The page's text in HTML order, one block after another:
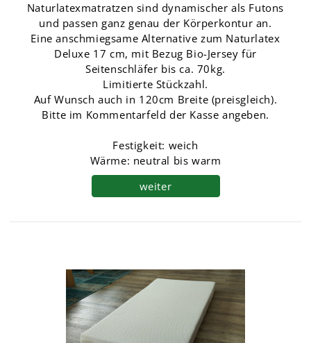
Naturlatexmatratzen sind dynamischer als Futons
und passen ganz genau der Körperkontur an.
Eine anschmiegsame Alternative zum Naturlatex
Deluxe 17 cm, mit Bezug Bio-Jersey für
Seitenschläfer bis ca. 70kg.
Limitierte Stückzahl.
Auf Wunsch auch in 120cm Breite (preisgleich).
Bitte im Kommentarfeld der Kasse angeben.
Festigkeit: weich
Wärme: neutral bis warm
weiter